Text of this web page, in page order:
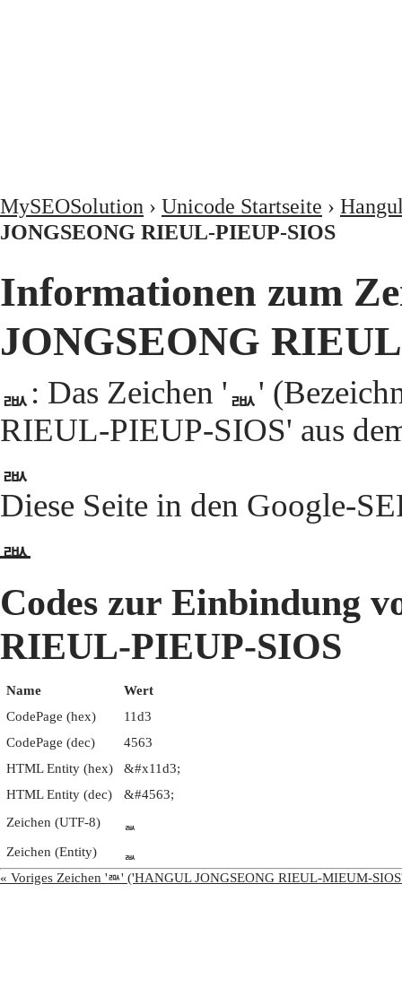
MySEOSolution › Unicode Startseite ›
JONGSEONG RIEUL-PIEUP-SIOS
Informationen zum
JONGSEONG
ᇓ: Das Zeichen 'ᇓ'
RIEUL-PIEUP-SIOS' aus
ᇓ
Diese Seite in den Google-
ᇓ
Codes zur Einbindung
RIEUL-PIEUP-SIOS
Name
Wert
CodePage (hex)
11d3
CodePage (dec)
4563
HTML Entity (hex)
&#x11d3;
HTML Entity (dec)
&#4563;
Zeichen (UTF-8)
ᇓ
Zeichen (Entity)
ᇓ
« Voriges Zeichen 'ᇒ' ('HANGUL JONGSEONG RIEUL-MIEUM-